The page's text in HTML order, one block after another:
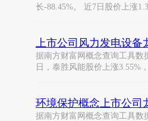
长-88.45%。 近7日股价上涨
上市公司风力发电设备
据南方财富网概念查询工具数
日，泰胜风能股价上涨3.55%
环境保护概念上市公司
据南方财富网概念查询工具数